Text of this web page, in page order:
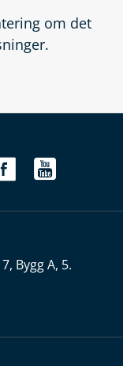
om det
Bygg A, 5.